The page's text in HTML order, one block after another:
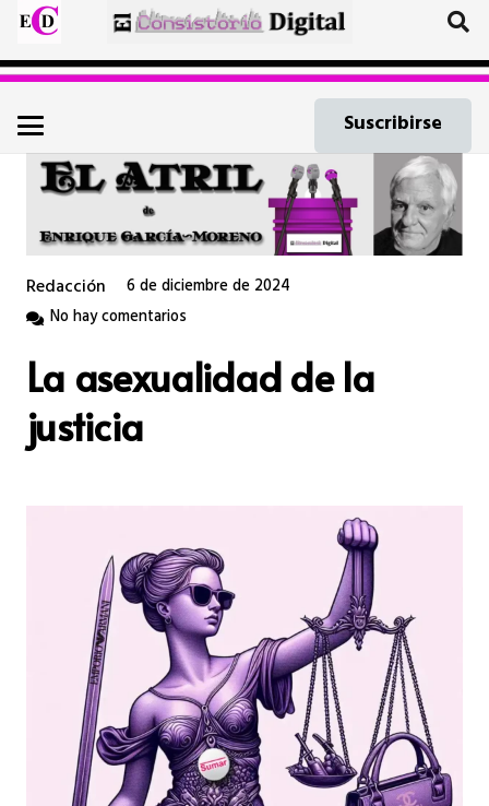
Suscribirse
Redacción
6 de diciembre de 2024
No hay comentarios
La asexualidad de la
justicia